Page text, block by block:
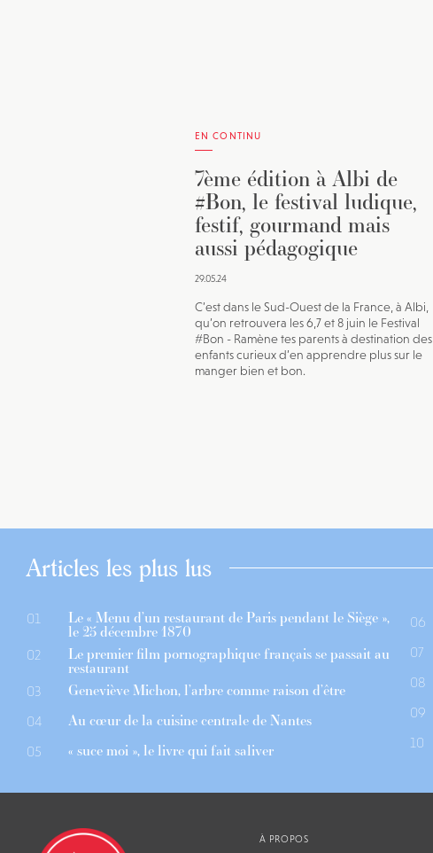
EN CONTINU
7ème édition à Albi de
#Bon, le festival ludique,
festif, gourmand mais
aussi pédagogique
29.05.24
C’est dans le Sud-Ouest de la France, à Albi,
qu’on retrouvera les 6,7 et 8 juin le Festival
#Bon - Ramène tes parents à destination des
enfants curieux d’en apprendre plus sur le
manger bien et bon.
Articles les plus lus
01 Le « Menu d’un restaurant de Paris pendant le Siège »,
le 25 décembre 1870
02 Le premier film pornographique français se passait au
restaurant
03 Geneviève Michon, l’arbre comme raison d’être
04 Au cœur de la cuisine centrale de Nantes
05 « suce moi », le livre qui fait saliver
06
07
08
09
10
À PROPOS